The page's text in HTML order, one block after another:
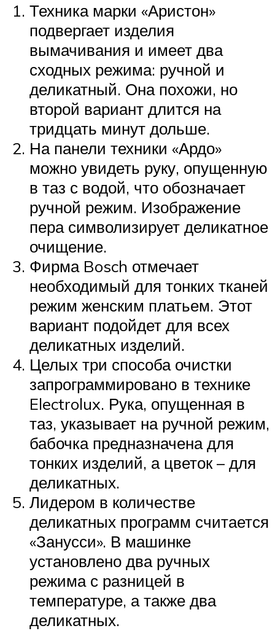
Техника марки «Аристон»
подвергает изделия
вымачивания и имеет два
сходных режима: ручной и
деликатный. Она похожи, но
второй вариант длится на
тридцать минут дольше.
На панели техники «Ардо»
можно увидеть руку, опущенную
в таз с водой, что обозначает
ручной режим. Изображение
пера символизирует деликатное
очищение.
Фирма Bosch отмечает
необходимый для тонких тканей
режим женским платьем. Этот
вариант подойдет для всех
деликатных изделий.
Целых три способа очистки
запрограммировано в технике
Electrolux. Рука, опущенная в
таз, указывает на ручной режим,
бабочка предназначена для
тонких изделий, а цветок – для
деликатных.
Лидером в количестве
деликатных программ считается
«Занусси». В машинке
установлено два ручных
режима с разницей в
температуре, а также два
деликатных.